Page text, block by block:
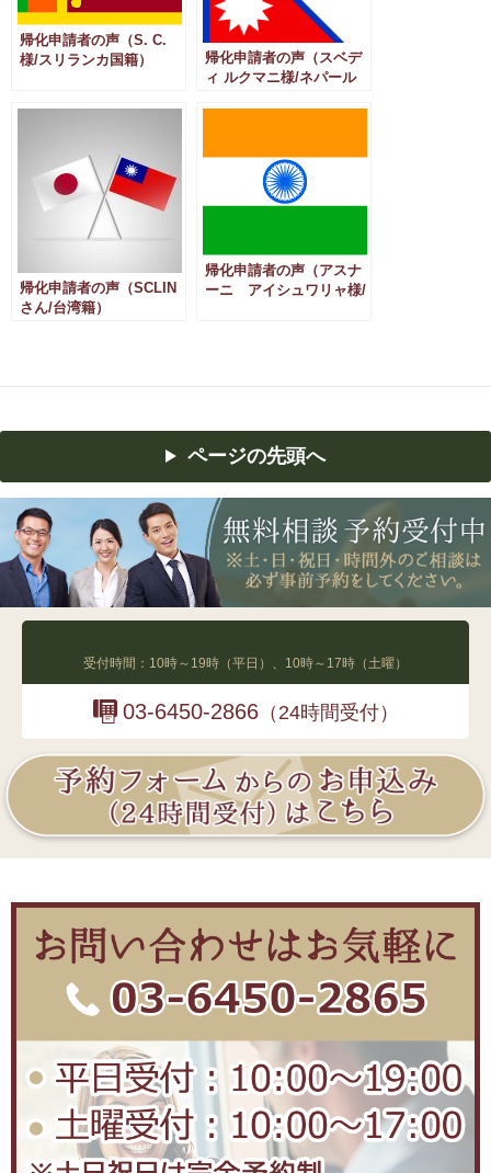
帰化申請者の声（S. C.
様/スリランカ国籍）
帰化申請者の声（スベデ
ィ ルクマニ様/ネパール
帰化申請者の声（SCLIN
さん/台湾籍）
帰化申請者の声（アスナ
ーニ アイシュワリャ様/
ページの先頭へ
受付時間：10時～19時（平日）、10時～17時（土曜）
03-6450-2866（24時間受付）